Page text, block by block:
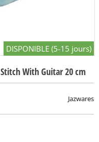
DISPONIBLE (5-15 jours)
With Guitar 20 cm
Jazwares